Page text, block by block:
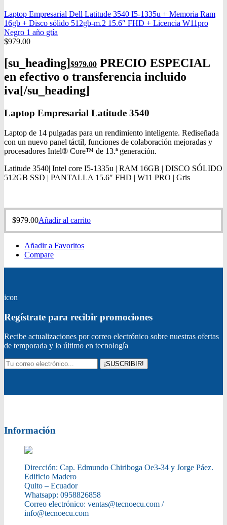
Laptop Empresarial Dell Latitude 3540 I5-1335u + Memoria Ram
16gb + Disco sólido 512gb-m.2 15.6″ FHD + Licencia W11pro
Negro 1 año gtía
$979.00
[su_heading] $979.00 PRECIO ESPECIAL
en efectivo o transferencia incluido
iva[/su_heading]
Laptop Empresarial Latitude 3540
Laptop de 14 pulgadas para un rendimiento inteligente. Rediseñada
con un nuevo panel táctil, funciones de colaboración mejoradas y
procesadores Intel® Core™ de 13.ª generación.
Latitude 3540| Intel core I5-1335u | RAM 16GB | DISCO SÓLIDO
512GB SSD | PANTALLA 15.6″ FHD | W11 PRO | Gris
$979.00Añadir al carrito
Añadir a Favoritos
Compare
icon
Regístrate para recibir promociones
Recibe actualizaciones por correo electrónico sobre nuestras ofertas
de temporada y lo último en tecnología
¡SUSCRIBIR!
Información
Dirección: Cap. Edmundo Chiriboga Oe3-34 y Jorge Páez.
Edificio Madero
Quito – Ecuador
Whatsapp: 0958826858
Correo electrónico: ventas@tecnoecu.com /
info@tecnoecu.com